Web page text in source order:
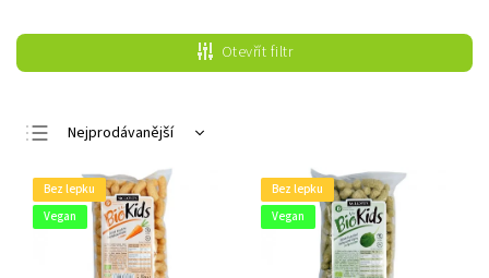
Otevřít filtr
Nejprodávanější
Nejdražší
Abecedně
Bez lepku
Vegan
Bez lepku
Vegan